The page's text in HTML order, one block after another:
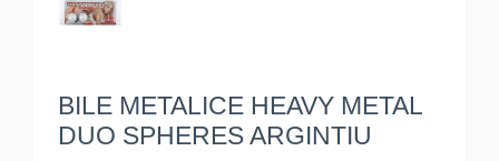
BILE METALICE HEAVY METAL
DUO SPHERES ARGINTIU